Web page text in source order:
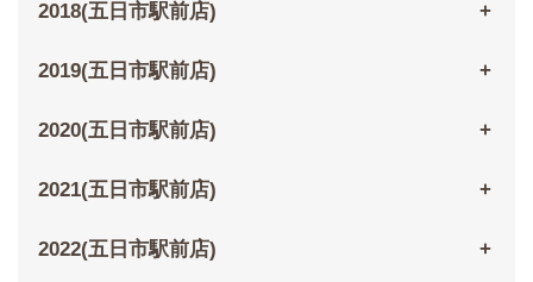
2018(五日市駅前店)
2019(五日市駅前店)
2020(五日市駅前店)
2021(五日市駅前店)
2022(五日市駅前店)